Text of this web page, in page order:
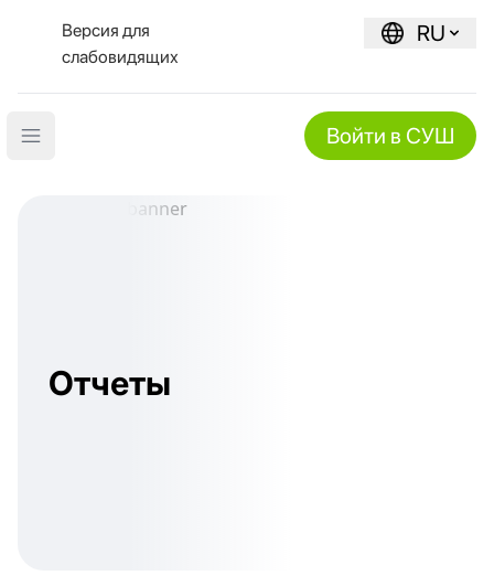
Версия для
слабовидящих
RU
Open main menu Войти в СУШ
Отчеты